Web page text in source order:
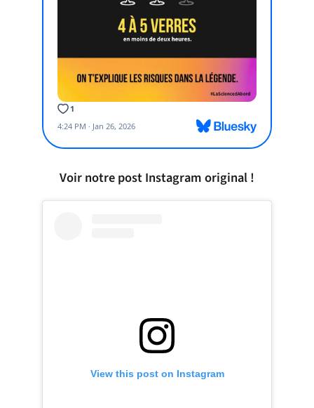
Voir notre post Instagram original !
View this post on Instagram